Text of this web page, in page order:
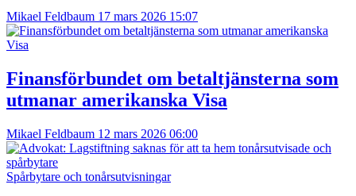
Mikael Feldbaum 17 mars 2026 15:07
Finansförbundet om betaltjänsterna som
utmanar amerikanska Visa
Mikael Feldbaum 12 mars 2026 06:00
Spårbytare och tonårsutvisningar